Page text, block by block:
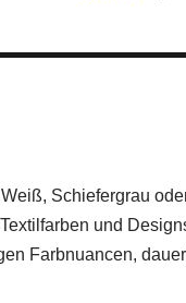
Schiefergrau
und
Farbnuancen,